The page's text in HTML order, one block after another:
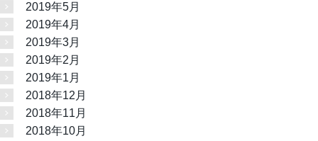
2019年5月
2019年4月
2019年3月
2019年2月
2019年1月
2018年12月
2018年11月
2018年10月